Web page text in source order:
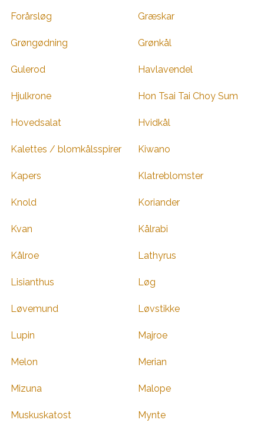
Forårsløg Græskar
Grøngødning Grønkål
Gulerod Havlavendel
Hjulkrone Hon Tsai Tai Choy Sum
Hovedsalat Hvidkål
Kalettes / blomkålsspirer Kiwano
Kapers Klatreblomster
Knold Koriander
Kvan Kålrabi
Kålroe Lathyrus
Lisianthus Løg
Løvemund Løvstikke
Lupin Majroe
Melon Merian
Mizuna Malope
Muskuskatost Mynte